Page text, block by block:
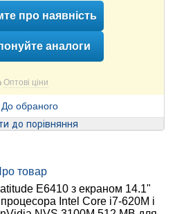
про наявність
аналоги
Оптові ціни
До обраного
до порівняння
товар
E6410 з екраном 14.1"
Intel Core i7-620M і